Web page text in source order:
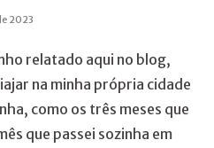
2023
relatado aqui no blog,
na minha própria cidade
como os três meses que
que passei sozinha em